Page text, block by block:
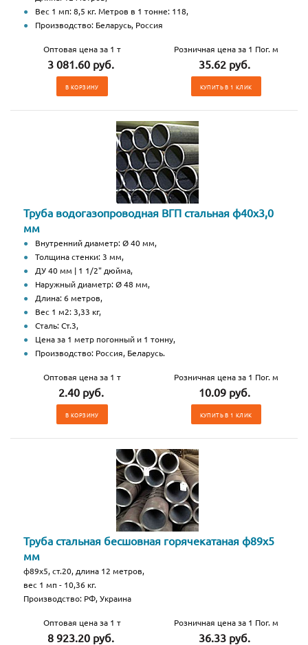
Вес 1 мп: 8,5 кг. Метров в 1 тонне: 118,
Производство: Беларусь, Россия
Оптовая цена за 1 т
3 081.60 руб.
В КОРЗИНУ
Розничная цена за 1 Пог. м
35.62 руб.
КУПИТЬ В 1 КЛИК
Труба водогазопроводная ВГП стальная ф40х3,0
мм
Внутренний диаметр: Ø 40 мм,
Толщина стенки: 3 мм,
ДУ 40 мм | 1 1/2" дюйма,
Наружный диаметр: Ø 48 мм,
Длина: 6 метров,
Вес 1 м2: 3,33 кг,
Сталь: Ст.3,
Цена за 1 метр погонный и 1 тонну,
Производство: Россия, Беларусь.
Оптовая цена за 1 т
2.40 руб.
В КОРЗИНУ
Розничная цена за 1 Пог. м
10.09 руб.
КУПИТЬ В 1 КЛИК
Труба стальная бесшовная горячекатаная ф89х5
мм
ф89х5, ст.20, длина 12 метров,
вес 1 мп - 10,36 кг.
Производство: РФ, Украина
Оптовая цена за 1 т
8 923.20 руб.
Розничная цена за 1 Пог. м
36.33 руб.